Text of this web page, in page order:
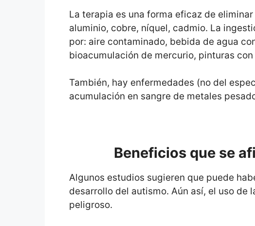
La terapia es una forma eficaz de
aluminio, cobre, níquel, cadmio. La
por: aire contaminado, bebida de agua
bioacumulación de mercurio, pinturas
También, hay enfermedades (no del
acumulación en sangre de metales
Beneficios que se
Algunos estudios sugieren que puede
desarrollo del autismo. Aún así, el uso
peligroso.